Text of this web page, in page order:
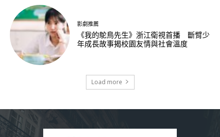
影劇推薦
《我的鴕鳥先生》浙江衛視首播 斷臂少
年成長故事揭校園友情與社會溫度
Load more